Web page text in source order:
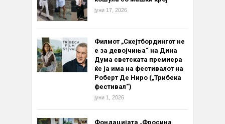
јуни 17, 2026
Филмот „Скејтбордингот не
е за девојчиња“ на Дина
Дума светската премиера
ќе ја има на фестивалот на
Роберт Де Ниро („Трибека
фестивал“)
јуни 1, 2026
Фондацијата „Фросина